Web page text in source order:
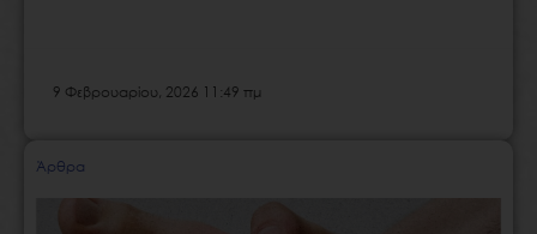
9 Φεβρουαρίου, 2026 11:49 πμ
Άρθρα